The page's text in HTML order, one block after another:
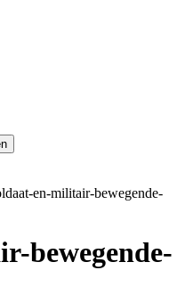
en-militair-bewegende-
bewegende-